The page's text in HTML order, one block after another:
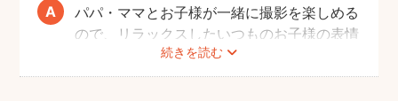
い。
続きを読む
パパ・ママとお子様が一緒に撮影を楽しめる
ので、リラックスしたいつものお子様の表情
を撮影できます。
こども・家族撮影に長けたプロカメラマンの